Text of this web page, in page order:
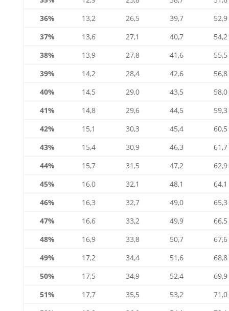
36%
13,2 26,5 39,7
52,9
37%
13,6 27,1 40,7
54,2
38%
13,9 27,8 41,6
55,5
39%
14,2 28,4 42,6
56,8
40%
14,5 29,0 43,5
58,0
41%
14,8 29,6 44,5
59,3
42%
15,1 30,3 45,4
60,5
43%
15,4 30,9 46,3
61,7
44%
15,7 31,5 47,2
62,9
45%
16,0 32,1 48,1
64,1
46%
16,3 32,7 49,0
65,3
47%
16,6 33,2 49,9
66,5
48%
16,9 33,8 50,7
67,6
49%
17,2 34,4 51,6
68,8
50%
17,5 34,9 52,4
69,9
51%
17,7 35,5 53,2
71,0